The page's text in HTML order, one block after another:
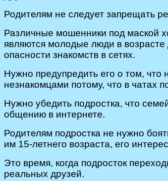
Родителям не следует запрещать
Различные мошенники под маской
являются молодые люди в
опасности знакомств в сетях.
Нужно предупредить его о том, что
незнакомцами потому, что в чатах
Нужно убедить подростка, что
общению в интернете.
Родителям подростка не нужно
им 15-летнего возраста, его
Это время, когда подросток
реальных друзей.